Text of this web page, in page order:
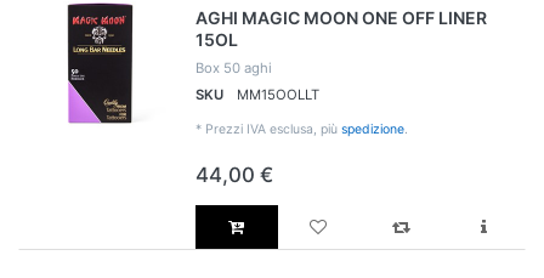
AGHI MAGIC MOON ONE OFF LINER
15OL
Box 50 aghi
SKU
MM15OOLLT
* Prezzi IVA esclusa, più spedizione.
44,00 €